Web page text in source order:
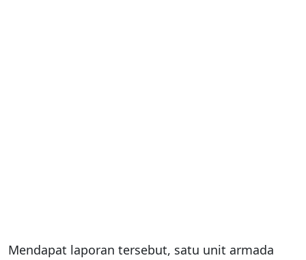
Mendapat laporan tersebut, satu unit armada